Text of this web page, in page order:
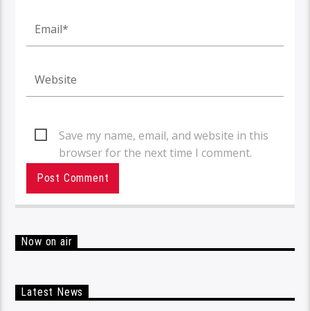
Save my name, email, and website in this
browser for the next time I comment.
Now on air
Latest News